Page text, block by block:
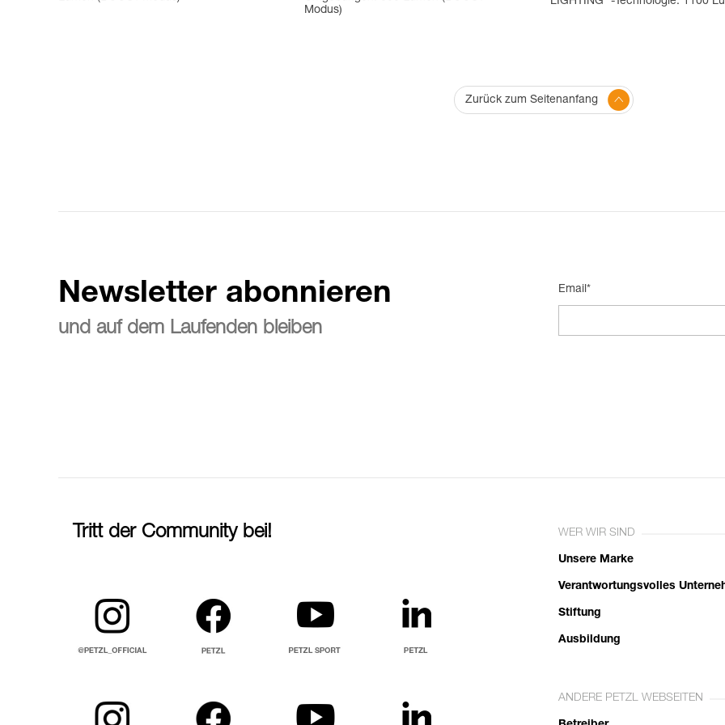
Modus)
Zurück zum Seitenanfang
Newsletter abonnieren
und auf dem Laufenden bleiben
Email*
Tritt der Community bei! WER WIR SIND
Unsere Marke
Verantwortungsvolles
Stiftung
Ausbildung
ANDERE PETZL WEBSEITEN